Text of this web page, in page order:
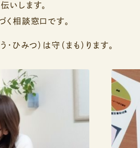
いします。
く相談窓口です。
ひみつ）は守（まも）ります。